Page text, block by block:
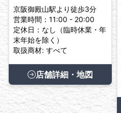
京阪御殿山駅より徒歩3分
営業時間：11:00 - 20:00
定休日：なし（臨時休業・年
末年始を除く）
取扱商材: すべて
店舗詳細・地図